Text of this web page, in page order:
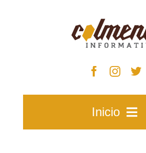
Inicio